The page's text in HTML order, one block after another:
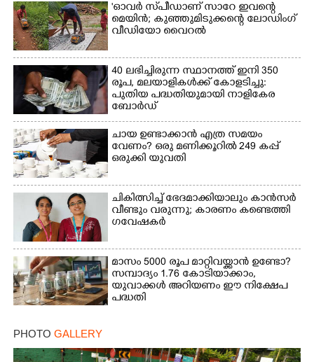
'ഓവർ സ്‌പീഡാണ് സാറേ ഇവന്റെ
മെയിൻ; കുഞ്ഞുമിടുക്കന്റെ ലോഡിംഗ്
വീഡിയോ വൈറൽ
40 ലഭിച്ചിരുന്ന സ്ഥാനത്ത് ഇനി 350
രൂപ, മലയാളികൾക്ക് കോളടിച്ചു:
പുതിയ പദ്ധതിയുമായി നാളികേര
ബോർഡ്
ചായ ഉണ്ടാക്കാൻ എത്ര സമയം
വേണം? ഒരു മണിക്കൂറിൽ 249 കപ്പ്
ഒരുക്കി യുവതി
ചികിത്സിച്ച് ഭേദമാക്കിയാലും കാൻസർ
വീണ്ടും വരുന്നു; കാരണം കണ്ടെത്തി
ഗവേഷകർ
മാസം 5000 രൂപ മാറ്റിവയ്ക്കാൻ ഉണ്ടോ?
സമ്പാദ്യം 1.76 കോടിയാക്കാം,
യുവാക്കൾ അറിയണം ഈ നിക്ഷേപ
പദ്ധതി
PHOTO GALLERY